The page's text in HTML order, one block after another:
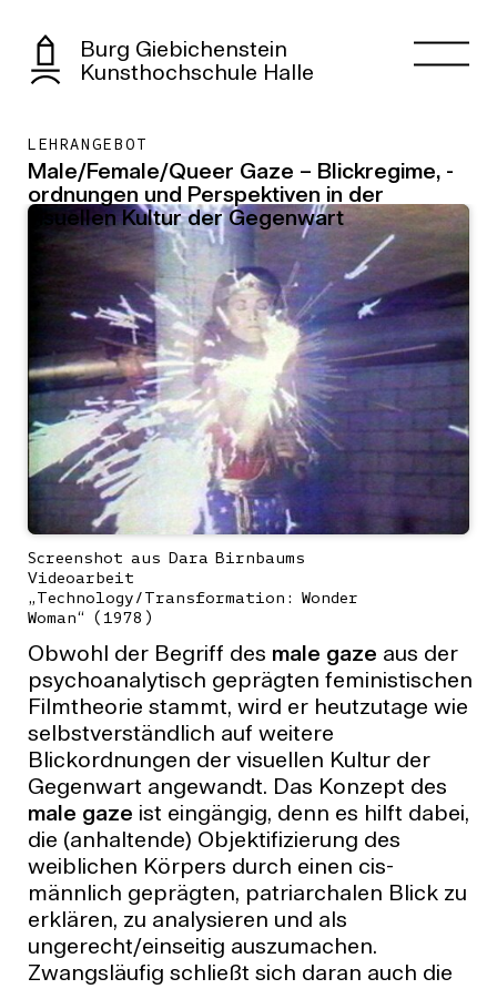
Burg Giebichenstein
Kunsthochschule Halle
LEHRANGEBOT
Male/Female/Queer Gaze – Blickregime, -
ordnungen und Perspektiven in der
visuellen Kultur der Gegenwart
Screenshot aus Dara Birnbaums
Videoarbeit
„Technology/Transformation: Wonder
Woman“ (1978)
Obwohl der Begriff des male gaze aus der
psychoanalytisch geprägten feministischen
Filmtheorie stammt, wird er heutzutage wie
selbstverständlich auf weitere
Blickordnungen der visuellen Kultur der
Gegenwart angewandt. Das Konzept des
male gaze ist eingängig, denn es hilft dabei,
die (anhaltende) Objektifizierung des
weiblichen Körpers durch einen cis-
männlich geprägten, patriarchalen Blick zu
erklären, zu analysieren und als
ungerecht/einseitig auszumachen.
Zwangsläufig schließt sich daran auch die